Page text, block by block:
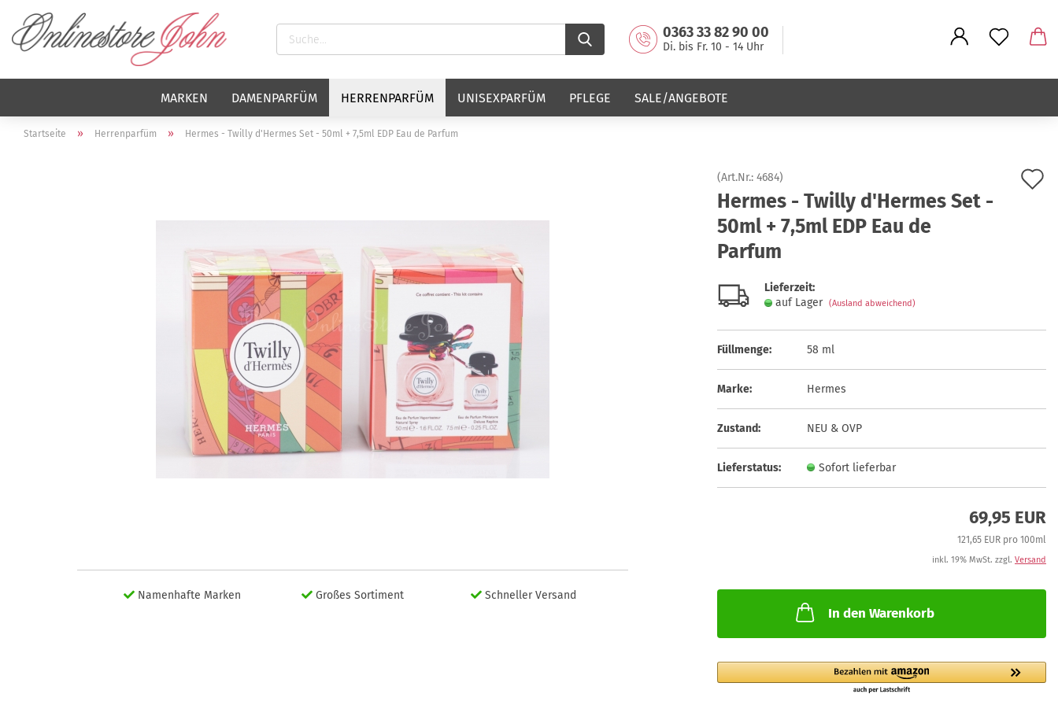
0363 33 82 90 00
Di. bis Fr. 10 - 14 Uhr
MARKEN DAMENPARFÜM HERRENPARFÜM UNISEXPARFÜM PFLEGE SALE/ANGEBOTE
Startseite » Herrenparfüm » Hermes - Twilly d'Hermes Set - 50ml + 7,5ml EDP Eau de Parfum
Namenhafte Marken Großes Sortiment Schneller Versand
(Art.Nr.: 4684)
Hermes - Twilly d'Hermes Set -
50ml + 7,5ml EDP Eau de
Parfum
Lieferzeit:
auf Lager (Ausland abweichend)
Füllmenge: 58 ml
Marke: Hermes
Zustand: NEU & OVP
Lieferstatus: Sofort lieferbar
69,95 EUR
121,65 EUR pro 100ml
inkl. 19% MwSt. zzgl. Versand
In den Warenkorb